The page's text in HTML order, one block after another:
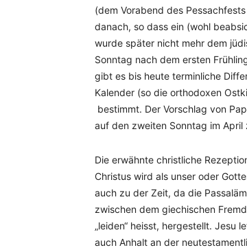
(dem Vorabend des
danach, so dass ein (wohl
wurde später nicht mehr dem
Sonntag nach dem ersten
gibt es bis heute terminliche
Kalender (so die orthodoxen
bestimmt. Der Vorschlag von
auf den zweiten Sonntag im
Die erwähnte christliche
Christus wird als unser oder
auch zu der Zeit, da die
zwischen dem giechischen
„leiden“ heisst, hergestellt. Jesu
auch Anhalt an der